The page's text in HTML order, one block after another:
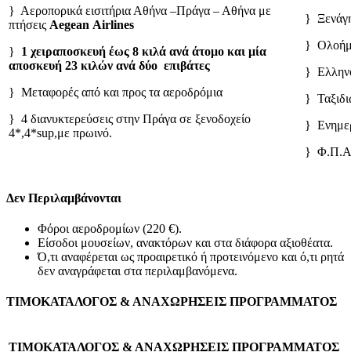
} Αεροπορικά εισιτήρια Αθήνα –Πράγα – Αθήνα με
πτήσεις Aegean Airlines
} 1 χειραποσκευή έως 8 κιλά ανά άτομο και μία
αποσκευή 23 κιλών ανά δύο επιβάτες
} Μεταφορές από και προς τα αεροδρόμια
} 4 διανυκτερεύσεις στην Πράγα σε ξενοδοχείο
4*,4*sup,με πρωινό.
}
}
}
}
}
} Φ.Π.Α
Δεν Περιλαμβάνονται
Φόροι αεροδρομίων (220 €).
Είσοδοι μουσείων, ανακτόρων και στα διάφορα αξιοθέατα.
Ό,τι αναφέρεται ως προαιρετικό ή προτεινόμενο και ό,τι ρητά
δεν αναγράφεται στα περιλαμβανόμενα.
ΤΙΜΟΚΑΤΑΛΟΓΟΣ & ΑΝΑΧΩΡΗΣΕΙΣ ΠΡΟΓΡΑΜΜΑΤΟΣ
ΤΙΜΟΚΑΤΑΛΟΓΟΣ & ΑΝΑΧΩΡΗΣΕΙΣ ΠΡΟΓΡΑΜΜΑΤΟΣ